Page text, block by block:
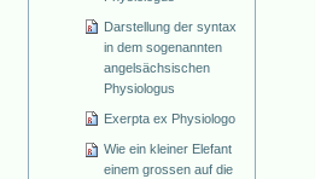
Darstellung der syntax
in dem sogenannten
angelsächsischen
Physiologus
Exerpta ex Physiologo
Wie ein kleiner Elefant
einem grossen auf die